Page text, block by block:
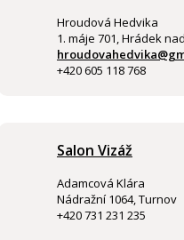
Hroudová Hedvika
1. máje 701, Hrádek
+420 605 118 768
Salon Vizáž
Adamcová Klára
Nádražní 1064, Turnov
+420 731 231 235